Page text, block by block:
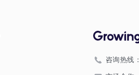
咨询热线：